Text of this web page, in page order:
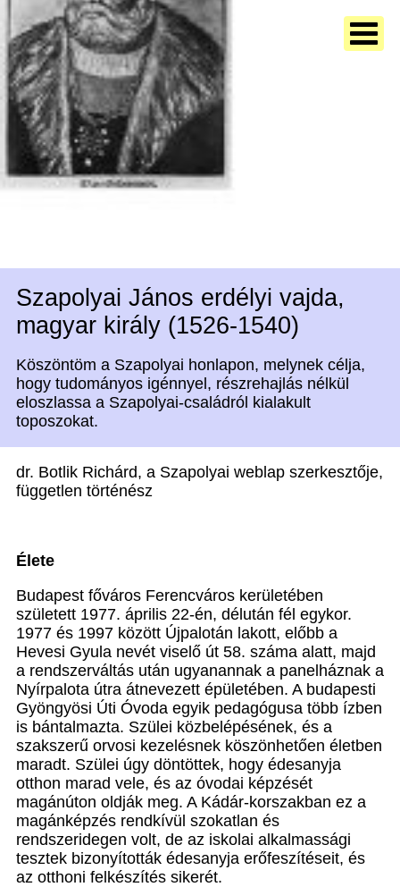
Szapolyai János erdélyi vajda,
magyar király (1526-1540)
Köszöntöm a Szapolyai honlapon, melynek célja,
hogy tudományos igénnyel, részrehajlás nélkül
eloszlassa a Szapolyai-családról kialakult
toposzokat.
dr. Botlik Richárd, a Szapolyai weblap szerkesztője,
független történész
Élete
Budapest főváros Ferencváros kerületében
született 1977. április 22-én, délután fél egykor.
1977 és 1997 között Újpalotán lakott, előbb a
Hevesi Gyula nevét viselő út 58. száma alatt, majd
a rendszerváltás után ugyanannak a panelháznak a
Nyírpalota útra átnevezett épületében. A budapesti
Gyöngyösi Úti Óvoda egyik pedagógusa több ízben
is bántalmazta. Szülei közbelépésének, és a
szakszerű orvosi kezelésnek köszönhetően életben
maradt. Szülei úgy döntöttek, hogy édesanyja
otthon marad vele, és az óvodai képzését
magánúton oldják meg. A Kádár-korszakban ez a
magánképzés rendkívül szokatlan és
rendszeridegen volt, de az iskolai alkalmassági
tesztek bizonyították édesanyja erőfeszítéseit, és
az otthoni felkészítés sikerét.